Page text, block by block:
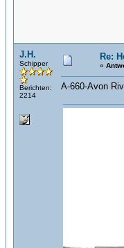
J.H.
Schipper
Berichten:
2214
Re:
«
A-660-Avon